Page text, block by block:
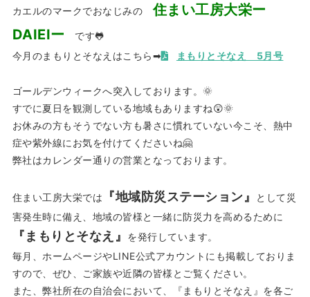
カエルのマークでおなじみの住まい工房大栄ー
DAIEIー
です🐸
今月のまもりとそなえはこちら➡
まもりとそなえ 5月号
ゴールデンウィークへ突入しております。🌞
すでに夏日を観測している地域もありますね😲🌞
お休みの方もそうでない方も暑さに慣れていない今こそ、熱中
症や紫外線にお気を付けてくださいね🤗
弊社はカレンダー通りの営業となっております。
住まい工房大栄では 『地域防災ステーション』
として災
害発生時に備え、地域の皆様と一緒に防災力を高めるために
『まもりとそなえ』
を発行しています。
毎月、ホームページやLINE公式アカウントにも掲載しておりま
すので、ぜひ、ご家族や近隣の皆様とご覧ください。
また、弊社所在の自治会において、『まもりとそなえ』を各ご